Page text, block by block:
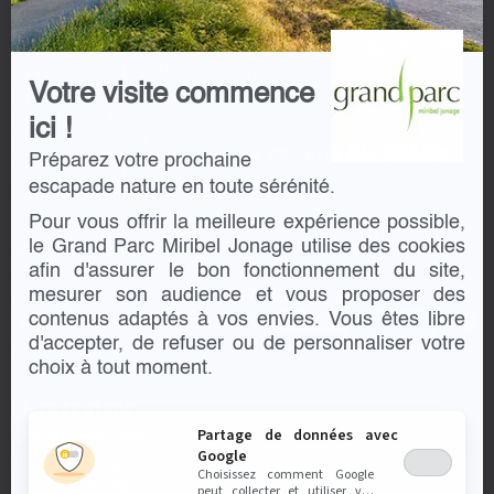
Votre visite commence
ici !
Préparez votre prochaine
escapade nature en toute sérénité.
Pour vous offrir la meilleure expérience possible,
le Grand Parc Miribel Jonage utilise des cookies
afin d'assurer le bon fonctionnement du site,
mesurer son audience et vous proposer des
contenus adaptés à vos envies. Vous êtes libre
d'accepter, de refuser ou de personnaliser votre
choix à tout moment.
Partage de données avec
Google
Choisissez comment Google
AGENDA
Aquaparc BeFUN
Initiation Tir à l'arc
Initiation Voile
Jardinons ensemble
Stages Enfants Juillet-Août 2026
Triathlon des Roses Lyon 2026
SPÉCIAL KIDS
Anniversaires Enfants
Stages Enfants
Club Nature
École de Golf
Activités sportives
Team building
Salle de séminaire
Communiqué de presse
Consultations / Marché publics
Offres d’emploi
À PROPOS DU GRAND
PARC
SPL Segapal
Syndicat du Symalim
PARTENAIRES